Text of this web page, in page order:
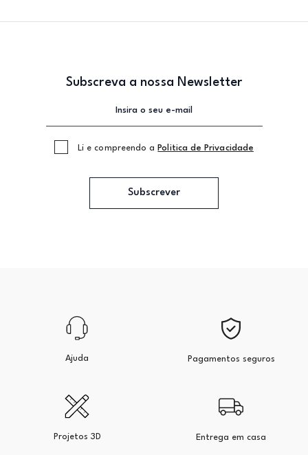
Subscreva a nossa Newsletter
Li e compreendo a Politica de Privacidade
Subscrever
Ajuda Pagamentos seguros
Projetos 3D Entrega em casa